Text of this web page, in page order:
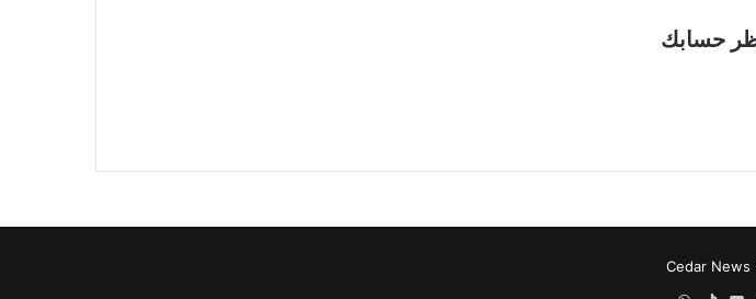
حسابك
Cedar